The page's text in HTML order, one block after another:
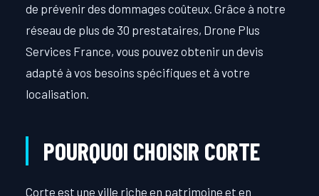
de prévenir des dommages coûteux. Grâce à notre
réseau de plus de 30 prestataires, Drone Plus
Services France, vous pouvez obtenir un devis
adapté à vos besoins spécifiques et à votre
localisation.
POURQUOI CHOISIR CORTE
Corte est une ville riche en patrimoine et en